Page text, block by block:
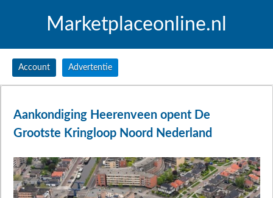
Marketplaceonline.nl
Account Advertentie
Aankondiging Heerenveen opent De
Grootste Kringloop Noord Nederland